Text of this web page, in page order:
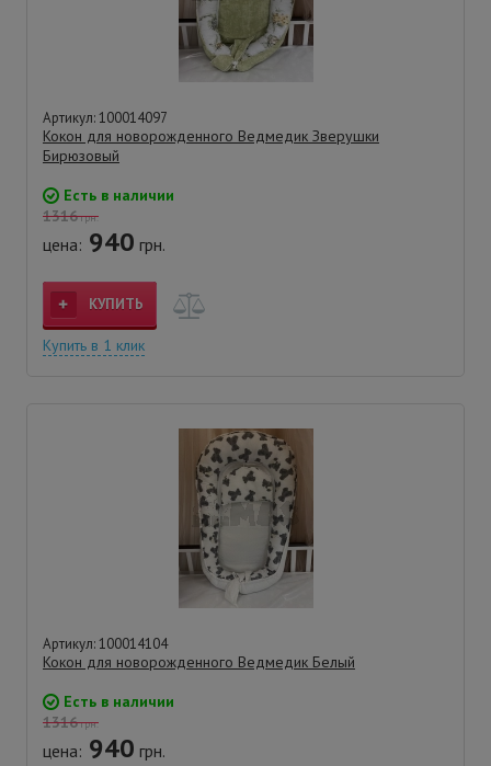
Артикул: 100014097
Кокон для новорожденного Ведмедик Зверушки
Бирюзовый
Есть в наличии
1316грн.
цена: 940 грн.
КУПИТЬ
Купить в 1 клик
Артикул: 100014104
Кокон для новорожденного Ведмедик Белый
Есть в наличии
1316грн.
цена: 940 грн.